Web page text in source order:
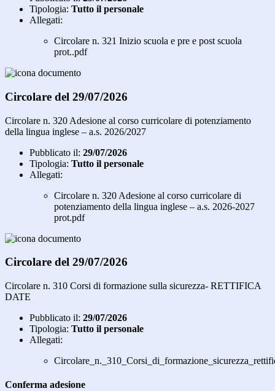
Tipologia: Tutto il personale
Allegati:
Circolare n. 321 Inizio scuola e pre e post scuola
prot..pdf
Circolare del 29/07/2026
Circolare n. 320 Adesione al corso curricolare di potenziamento
della lingua inglese – a.s. 2026/2027
Pubblicato il: 29/07/2026
Tipologia: Tutto il personale
Allegati:
Circolare n. 320 Adesione al corso curricolare di
potenziamento della lingua inglese – a.s. 2026-2027
prot.pdf
Circolare del 29/07/2026
Circolare n. 310 Corsi di formazione sulla sicurezza- RETTIFICA
DATE
Pubblicato il: 29/07/2026
Tipologia: Tutto il personale
Allegati:
Conferma adesione